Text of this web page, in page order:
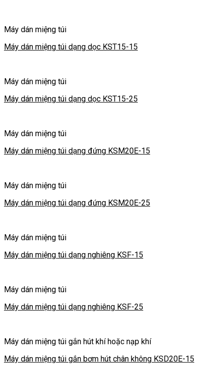
Máy dán miệng túi
Máy dán miệng túi dạng dọc KST15-15
Máy dán miệng túi
Máy dán miệng túi dạng dọc KST15-25
Máy dán miệng túi
Máy dán miệng túi dạng đứng KSM20E-15
Máy dán miệng túi
Máy dán miệng túi dạng đứng KSM20E-25
Máy dán miệng túi
Máy dán miệng túi dạng nghiêng KSF-15
Máy dán miệng túi
Máy dán miệng túi dạng nghiêng KSF-25
Máy dán miệng túi gắn hút khí hoặc nạp khí
Máy dán miệng túi gắn bơm hút chân không KSD20E-15